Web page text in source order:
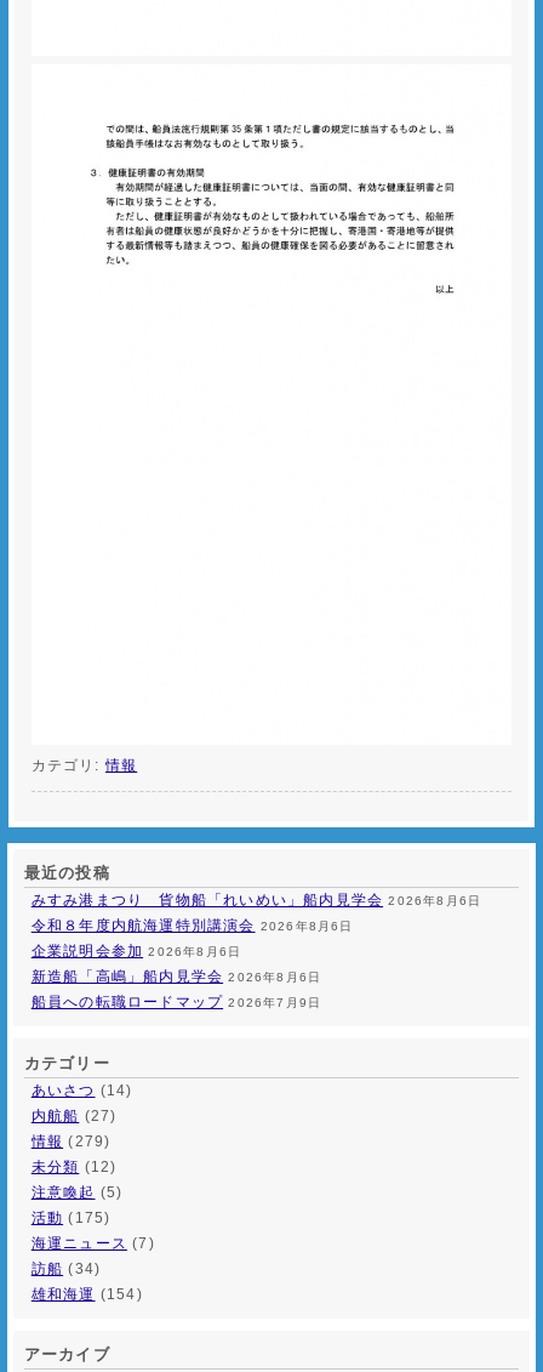
カテゴリ:情報
最近の投稿
みすみ港まつり 貨物船「れいめい」船内見学会 2026年8月6日
令和８年度内航海運特別講演会 2026年8月6日
企業説明会参加 2026年8月6日
新造船「高嶋」船内見学会 2026年8月6日
船員への転職ロードマップ 2026年7月9日
カテゴリー
あいさつ (14)
内航船 (27)
情報 (279)
未分類 (12)
注意喚起 (5)
活動 (175)
海運ニュース (7)
訪船 (34)
雄和海運 (154)
アーカイブ